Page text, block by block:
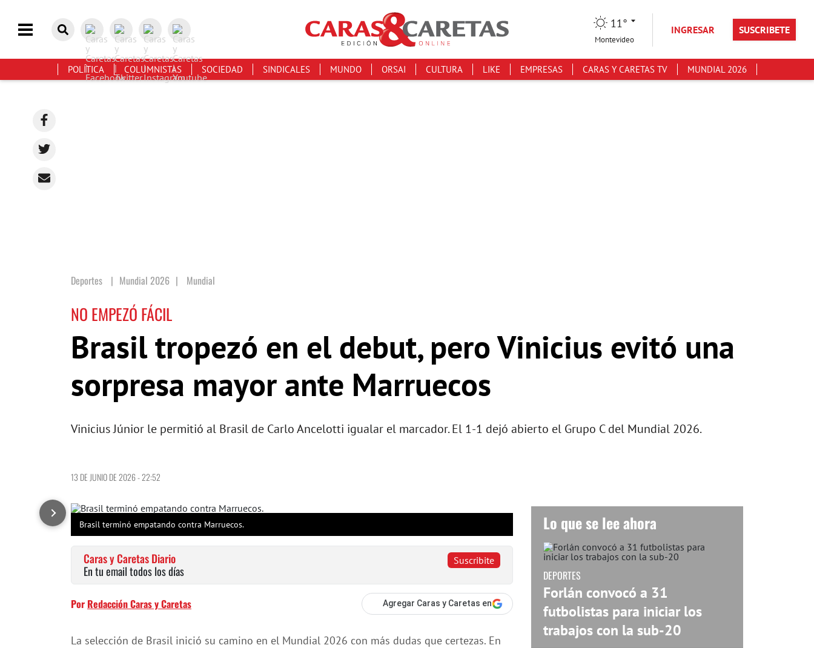
11°
Montevideo
INGRESAR SUSCRIBETE
POLÍTICA COLUMNISTAS SOCIEDAD SINDICALES MUNDO ORSAI CULTURA LIKE EMPRESAS CARAS Y CARETAS TV MUNDIAL 2026
Deportes Mundial 2026 | Mundial
NO EMPEZÓ FÁCIL
Brasil tropezó en el debut, pero Vinicius evitó una
sorpresa mayor ante Marruecos
Vinicius Júnior le permitió al Brasil de Carlo Ancelotti igualar el marcador. El 1-1 dejó abierto el Grupo C del Mundial 2026.
13 DE JUNIO DE 2026 - 22:52
Brasil terminó empatando contra Marruecos.
Suscribite
Caras y Caretas Diario
En tu email todos los días
Por Redacción Caras y Caretas Agregar Caras y Caretas en
La selección de Brasil inició su camino en el Mundial 2026 con más dudas que certezas. En
Lo que se lee ahora
DEPORTES
Forlán convocó a 31
futbolistas para iniciar los
trabajos con la sub-20